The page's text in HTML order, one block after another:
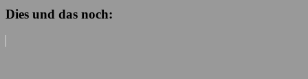
Dies und das noch: